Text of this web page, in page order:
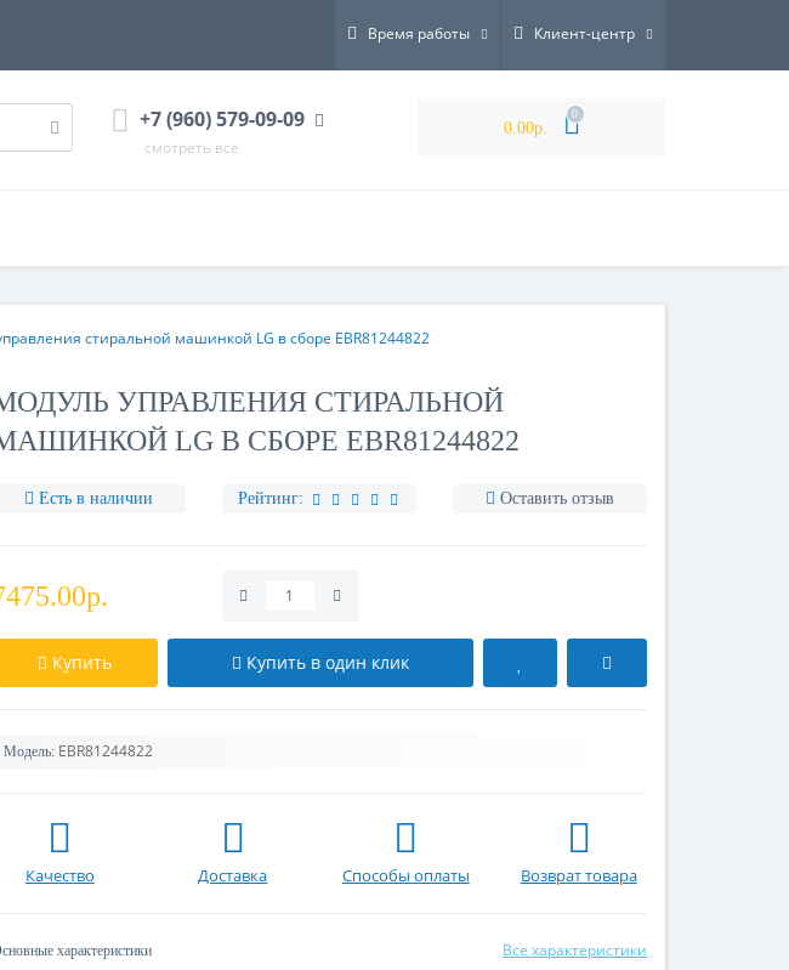
Время работы Клиент-центр
+7 (960) 579-09-09
смотреть все
0.00р.
0
стиральной машинкой LG в сборе EBR81244822
УПРАВЛЕНИЯ СТИРАЛЬНОЙ
LG В СБОРЕ EBR81244822
Есть в наличии Рейтинг: Оставить отзыв
Купить Купить в один клик
Модель: EBR81244822
Качество Доставка Способы оплаты Возврат товара
характеристики Все характеристики